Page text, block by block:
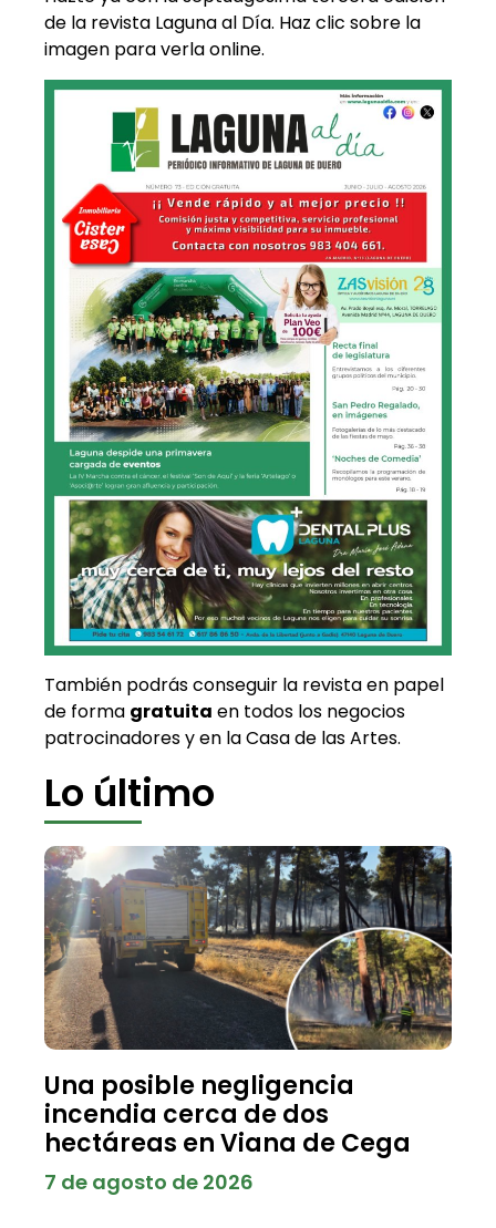
de la revista Laguna al Día. Haz clic sobre la
imagen para verla online.
También podrás conseguir la revista en papel
de forma gratuita en todos los negocios
patrocinadores y en la Casa de las Artes.
Lo último
Una posible negligencia
incendia cerca de dos
hectáreas en Viana de Cega
7 de agosto de 2026